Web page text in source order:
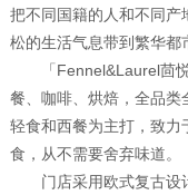
把不同国籍的人和不同产
松的生活气息带到繁华都
「Fennel&Laurel茴悦
餐、咖啡、烘焙，全品类
轻食和西餐为主打，致力
食，从不需要舍弃味道。
门店采用欧式复古设